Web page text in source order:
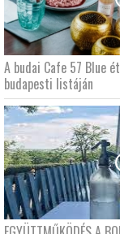
A budai Cafe 57 Blue
budapesti listáján